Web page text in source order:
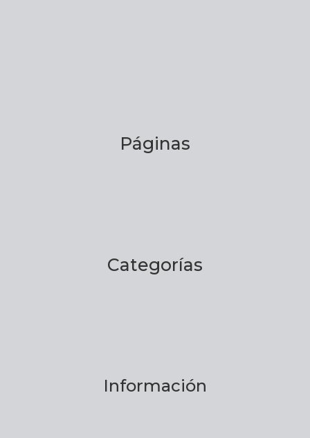
Páginas
Categorías
Información